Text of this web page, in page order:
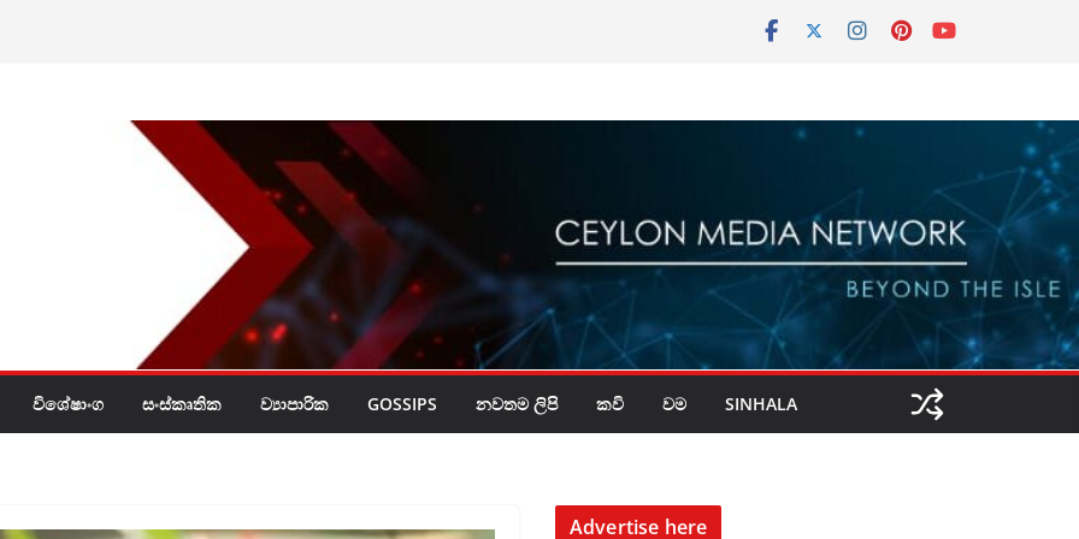
විශේෂාංග සංස්කෘතික ව්‍යාපාරික GOSSIPS නවතම ලිපි කවි වම SINHALA
Advertise here